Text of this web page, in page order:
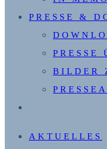
PRESSE &
PRESSE
BILDER
AKTUELLES